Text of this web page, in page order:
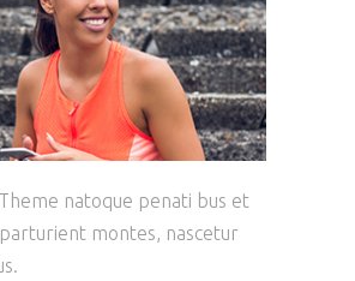
natoque penati bus et
montes, nascetur